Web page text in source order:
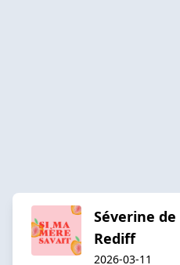
Séverine
Rediff
2026-03-11